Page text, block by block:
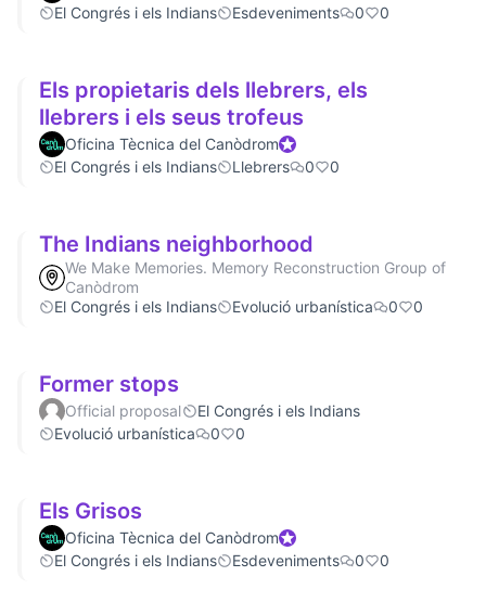
El Congrés i els Indians
Esdeveniments 0 0
Els propietaris dels llebrers, els
llebrers i els seus trofeus
Oficina Tècnica del CanòdromOfficial participant
El Congrés i els Indians
Llebrers 0 0
The Indians neighborhood
We Make Memories. Memory Reconstruction Group of
Canòdrom
El Congrés i els Indians
Evolució urbanística 0 0
Former stops
Official proposal
El Congrés i els Indians
Evolució urbanística
0 0
Els Grisos
Oficina Tècnica del CanòdromOfficial participant
El Congrés i els Indians
Esdeveniments 0 0